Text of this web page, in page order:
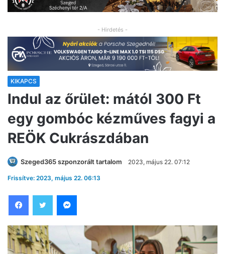
- Hirdetés -
KIKAPCS
Indul az őrület: mától 300 Ft
egy gombóc kézműves fagyi a
REÖK Cukrászdában
Szeged365 szponzorált tartalom 2023, május 22. 07:12
Frissítve: 2023, május 22. 06:13